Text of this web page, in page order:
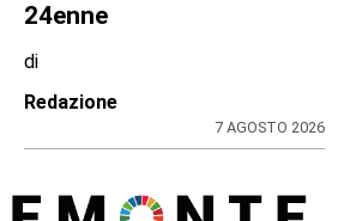
24enne
di
Redazione
7 AGOSTO 2026